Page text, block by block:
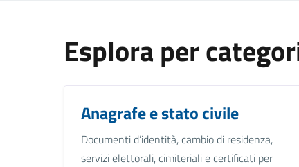
Esplora per
Anagrafe e stato civile
Documenti d’identità, cambio di residenza,
servizi elettorali, cimiteriali e certificati per